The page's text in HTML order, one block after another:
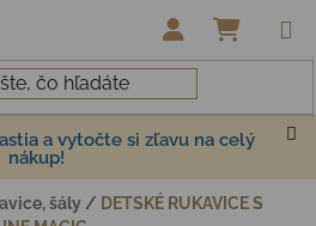
a vytočte si zľavu na celý
nákup!
šály / DETSKÉ RUKAVICE S